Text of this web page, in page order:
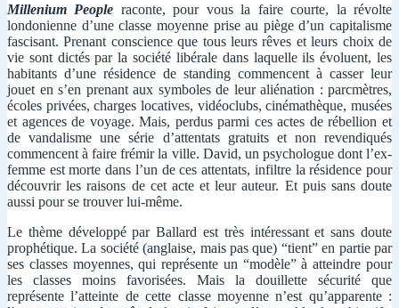
sur
Marie,
Nue)
Millenium People raconte, pour vous la faire courte, la révolte
londonienne d’une classe moyenne prise au piège d’un capitalisme
fascisant. Prenant conscience que tous leurs rêves et leurs choix de
vie sont dictés par la société libérale dans laquelle ils évoluent, les
habitants d’une résidence de standing commencent à casser leur
jouet en s’en prenant aux symboles de leur aliénation : parcmètres,
écoles privées, charges locatives, vidéoclubs, cinémathèque, musées
et agences de voyage. Mais, perdus parmi ces actes de rébellion et
de vandalisme une série d’attentats gratuits et non revendiqués
commencent à faire frémir la ville. David, un psychologue dont l’ex-
femme est morte dans l’un de ces attentats, infiltre la résidence pour
découvrir les raisons de cet acte et leur auteur. Et puis sans doute
aussi pour se trouver lui-même.
Le thème développé par Ballard est très intéressant et sans doute
prophétique. La société (anglaise, mais pas que) “tient” en partie par
ses classes moyennes, qui représente un “modèle” à atteindre pour
les classes moins favorisées. Mais la douillette sécurité que
représente l’atteinte de cette classe moyenne n’est qu’apparente :